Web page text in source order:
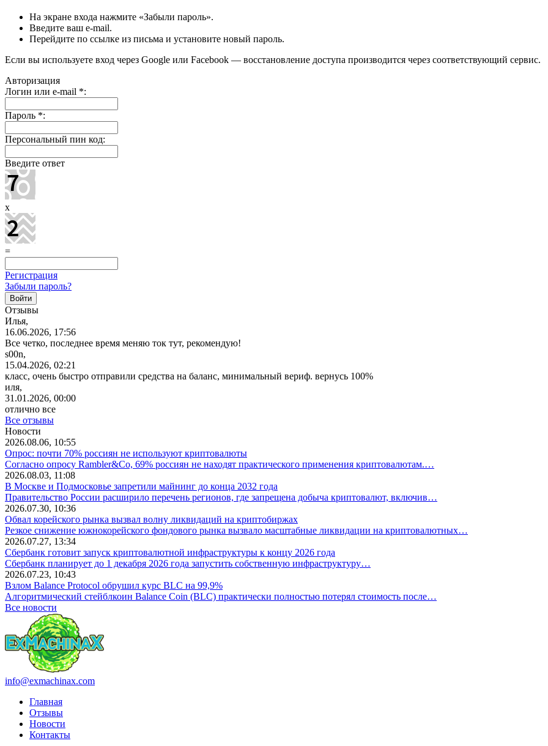
На экране входа нажмите «Забыли пароль».
Введите ваш e-mail.
Перейдите по ссылке из письма и установите новый пароль.
Если вы используете вход через Google или Facebook — восстановление доступа производится через соответствующий сервис.
Авторизация
Логин или e-mail *:
Пароль *:
Персональный пин код:
Введите ответ
x
=
Регистрация
Забыли пароль?
Отзывы
Илья,
16.06.2026, 17:56
Все четко, последнее время меняю ток тут, рекомендую!
s00n,
15.04.2026, 02:21
класс, очень быстро отправили средства на баланс, минимальный вериф. вернусь 100%
иля,
31.01.2026, 00:00
отлично все
Все отзывы
Новости
2026.08.06, 10:55
Опрос: почти 70% россиян не используют криптовалюты
Согласно опросу Rambler&Co, 69% россиян не находят практического применения криптовалютам.…
2026.08.03, 11:08
В Москве и Подмосковье запретили майнинг до конца 2032 года
Правительство России расширило перечень регионов, где запрещена добыча криптовалют, включив…
2026.07.30, 10:36
Обвал корейского рынка вызвал волну ликвидаций на криптобиржах
Резкое снижение южнокорейского фондового рынка вызвало масштабные ликвидации на криптовалютных…
2026.07.27, 13:34
Сбербанк готовит запуск криптовалютной инфраструктуры к концу 2026 года
Сбербанк планирует до 1 декабря 2026 года запустить собственную инфраструктуру…
2026.07.23, 10:43
Взлом Balance Protocol обрушил курс BLC на 99,9%
Алгоритмический стейблкоин Balance Coin (BLC) практически полностью потерял стоимость после…
Все новости
info@exmachinax.com
Главная
Отзывы
Новости
Контакты